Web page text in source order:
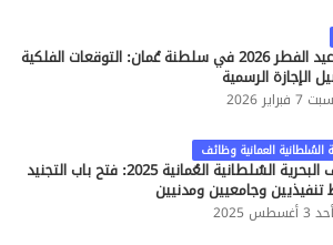
موعد عيد الفطر 2026 في سلطنة عُمان: التوقعات الفلكية
الإجازة الرسمية
فبراير 2026
السُلطانية العمانية وظائف
وظائف البحرية السُلطانية العُمانية 2025: فتح باب التجنيد
وجامعيين ومدنيين
2025